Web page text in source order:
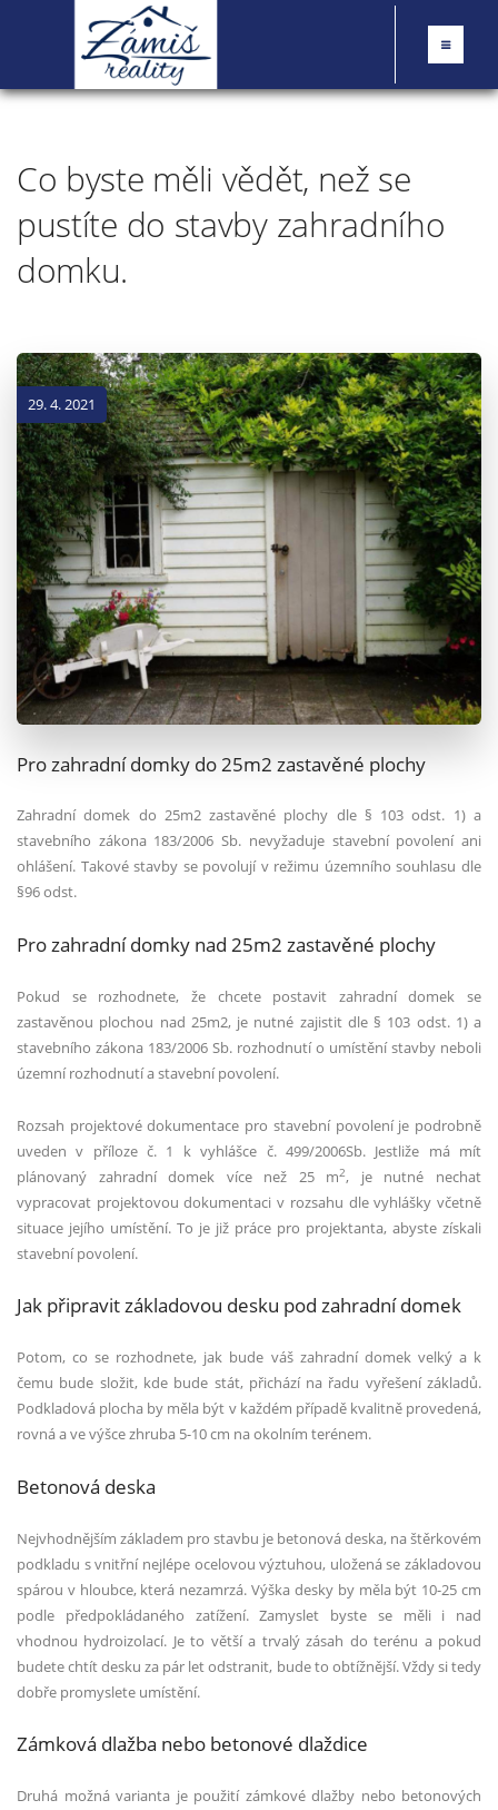
Co byste měli vědět, než se
pustíte do stavby zahradního
domku.
29. 4. 2021
Pro zahradní domky do 25m2 zastavěné plochy
Zahradní domek do 25m2 zastavěné plochy dle § 103 odst. 1) a
stavebního zákona 183/2006 Sb. nevyžaduje stavební povolení ani
ohlášení. Takovéstavby se povolují v režimu územního souhlasu dle
§96 odst.
Pro zahradní domky nad 25m2 zastavěné plochy
Pokud se rozhodnete, že chcete postavit zahradní domek se
zastavěnou plochou nad 25m2, je nutné zajistit dle § 103 odst. 1) a
stavebního zákona 183/2006 Sb. rozhodnutío umístění stavby neboli
územní rozhodnutí a stavební povolení.
Rozsah projektovédokumentace pro stavební povolení je podrobně
uveden v přílozeč. 1 k vyhlášce č. 499/2006Sb. Jestliže má mít
plánovaný zahradní domek více než 25 m2, je nutné nechat
vypracovat projektovou dokumentaci v rozsahu dle vyhlášky včetně
situace jejího umístění. To je již práce pro projektanta, abyste získali
stavební povolení.
Jak připravit základovou desku pod zahradnídomek
Potom, co se rozhodnete, jak bude váš zahradní domek velký a k
čemu bude složit, kde bude stát, přichází na řadu vyřešení základů.
Podkladová plocha by měla být v každém případě kvalitně provedená,
rovná a ve výšce zhruba 5-10 cm na okolním terénem.
Betonová deska
Nejvhodnějším základem pro stavbu je betonová deska, na štěrkovém
podkladu s vnitřní nejlépe ocelovou výztuhou, uložená se základovou
spárou v hloubce, která nezamrzá. Výška desky by měla být 10-25 cm
podle předpokládaného zatížení. Zamyslet byste se měli i nad
vhodnou hydroizolací. Je to větší a trvalý zásah do terénu a pokud
budete chtít desku za pár let odstranit, bude to obtížnější. Vždy si tedy
dobře promyslete umístění.
Zámková dlažba nebo betonové dlaždice
Druhá možná varianta je použití zámkové dlažby nebo betonových